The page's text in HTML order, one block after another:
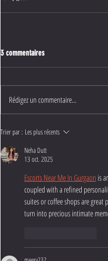
3 commentaires
Rédigez un commentaire...
Trier par : Les plus récents
Neha Dutt
13 oct. 2025
Escorts Near Me In Gurgaon is
coupled with a refined
suites or coffee shops are
turn into precious intimate